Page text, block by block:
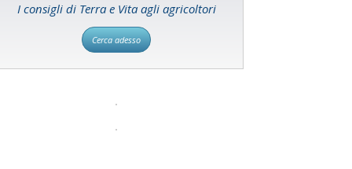
I consigli di Terra e Vita agli agricoltori
Cerca adesso